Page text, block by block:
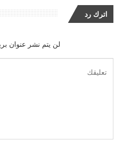
اترك رد
لن يتم نشر عنوان